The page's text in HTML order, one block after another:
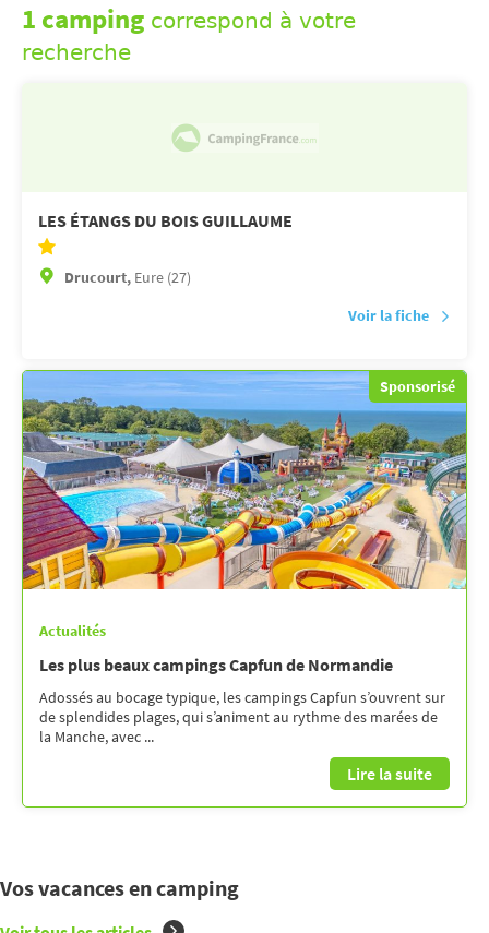
1 camping correspond à votre
recherche
LES ÉTANGS DU BOIS GUILLAUME
Drucourt, Eure (27)
Voir la fiche
Sponsorisé
Actualités
Les plus beaux campings Capfun de Normandie
Adossés au bocage typique, les campings Capfun s’ouvrent sur
de splendides plages, qui s’animent au rythme des marées de
la Manche, avec ...
Lire la suite
Vos vacances en camping